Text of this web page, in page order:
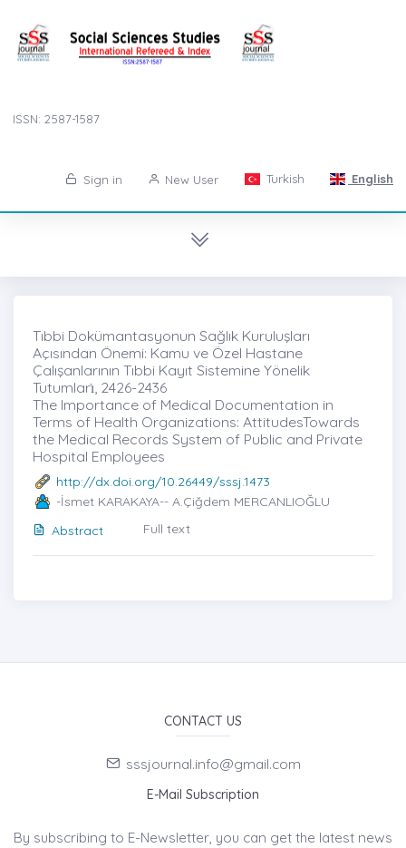
ISSN: 2587-1587
Sign in New User Turkish English
Tıbbi Dokümantasyonun Sağlık Kuruluşları
Açısından Önemi: Kamu ve Özel Hastane
Çalışanlarının Tıbbi Kayıt Sistemine Yönelik
Tutumları̇, 2426-2436
The Importance of Medical Documentation in
Terms of Health Organizations: AttitudesTowards
the Medical Records System of Public and Private
Hospital Employees
http://dx.doi.org/10.26449/sssj.1473
-İsmet KARAKAYA-- A.Çiğdem MERCANLIOĞLU
Abstract
Full text
CONTACT US
sssjournal.info@gmail.com
E-Mail Subscription
By subscribing to E-Newsletter, you can get the latest news